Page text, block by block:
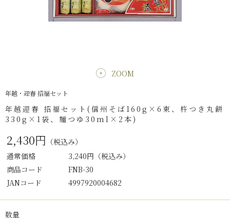
ZOOM
年越・迎春 招福セット
年越迎春 招福セット(信州そば160g×6束、杵つき丸餅
330g×1袋、麺つゆ30ml×2本)
2,430円 （税込み）
通常価格
3,240円 （税込み）
商品コード
FNB-30
JANコード
4997920004682
数量